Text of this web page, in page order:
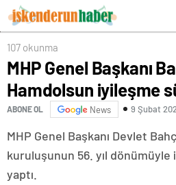
107 okunma
MHP Genel Başkanı
Hamdolsun iyileşme
ABONE OL News 9 Şubat
MHP Genel Başkanı Devlet
kuruluşunun 56. yıl dönümüyle
yaptı.